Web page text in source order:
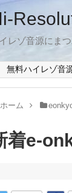
レゾ音源にま
無料ハイレゾ音
ホーム
着e-